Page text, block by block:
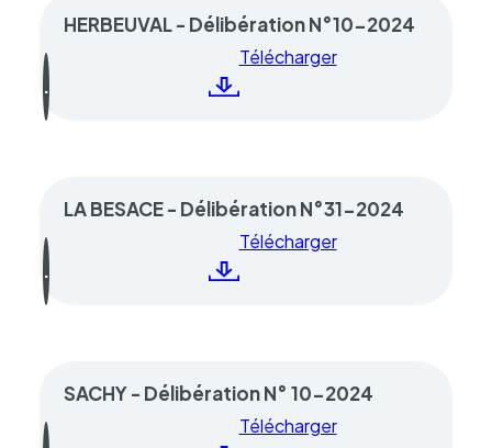
HERBEUVAL - Délibération N°10-2024
Télécharger
LA BESACE - Délibération N°31-2024
Télécharger
SACHY - Délibération N° 10-2024
Télécharger